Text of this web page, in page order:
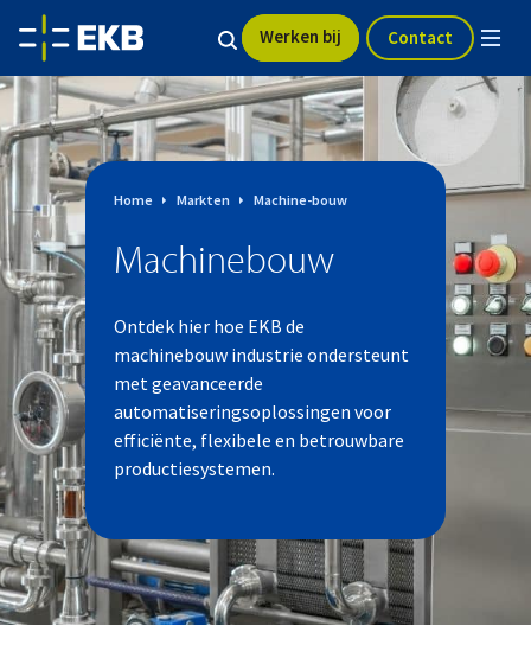
Werken bij Contact
Home Markten Machine-bouw
Machinebouw
Ontdek hier hoe EKB de
machinebouw industrie ondersteunt
met geavanceerde
automatiseringsoplossingen voor
efficiënte, flexibele en betrouwbare
productiesystemen.